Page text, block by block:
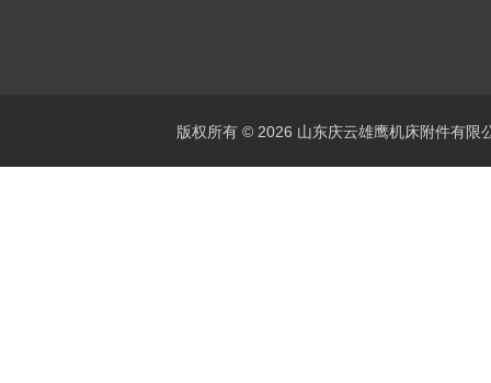
版权所有 © 2026 山东庆云雄鹰机床附件有